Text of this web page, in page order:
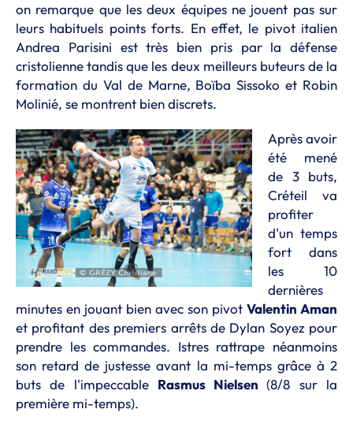
on remarque que les deux équipes ne jouent pas sur
leurs habituels points forts. En effet, le pivot italien
Andrea Parisini est très bien pris par la défense
cristolienne tandis que les deux meilleurs buteurs de la
formation du Val de Marne, Boïba Sissoko et Robin
Molinié, se montrent bien discrets.
Après avoir
été mené
de 3 buts,
Créteil va
profiter
d'un temps
fort dans
les 10
dernières
minutes en jouant bien avec son pivot Valentin Aman
et profitant des premiers arrêts de Dylan Soyez pour
prendre les commandes. Istres rattrape néanmoins
son retard de justesse avant la mi-temps grâce à 2
buts de l'impeccable Rasmus Nielsen(8/8 sur la
première mi-temps).